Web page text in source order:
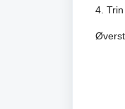
4.